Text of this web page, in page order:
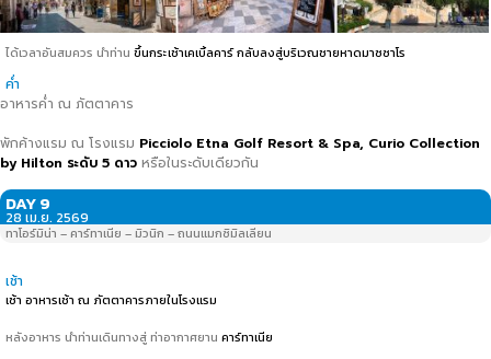
ได้เวลาอันสมควร นำท่าน ขึ้นกระเช้าเคเบิ้ลคาร์ กลับลงสู่บริเวณชายหาดมาซซาโร
ค่ำ
อาหารค่ำ ณ ภัตตาคาร
พักค้างแรม ณ โรงแรม Picciolo Etna Golf Resort & Spa, Curio Collection
by Hilton ระดับ 5 ดาว หรือในระดับเดียวกัน
DAY 9
28 เม.ย. 2569
ทาโอร์มิน่า – คาร์ทาเนีย – มิวนิก – ถนนแมกซิมิลเลียน
เช้า
เช้า อาหารเช้า ณ ภัตตาคารภายในโรงแรม
หลังอาหาร นำท่านเดินทางสู่ ท่าอากาศยาน คาร์ทาเนีย